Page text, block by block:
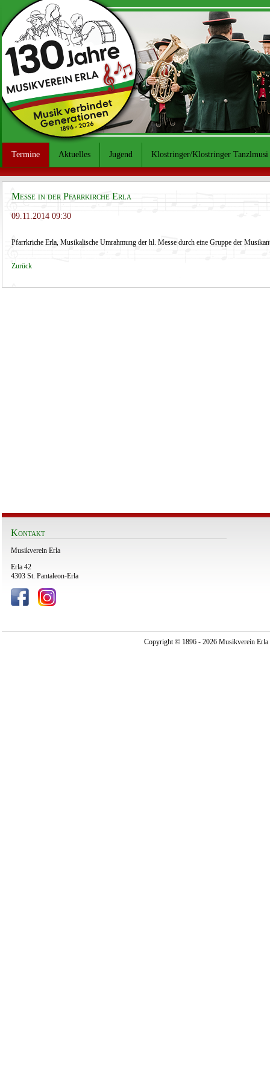
Termine Aktuelles Jugend Klostringer/Klostringer Tanzlmusi
Messe in der Pfarrkirche Erla
09.11.2014 09:30
Pfarrkriche Erla, Musikalische Umrahmung der hl. Messe durch eine Gruppe der
Zurück
Kontakt
Musikverein Erla
Erla 42
4303 St. Pantaleon-Erla
Copyright © 1896 - 2026 Musikverein Erla